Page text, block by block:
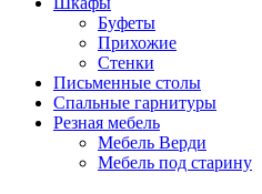
Буфеты
Прихожие
Стенки
Письменные столы
Спальные гарнитуры
Резная мебель
Мебель Верди
Мебель под старину